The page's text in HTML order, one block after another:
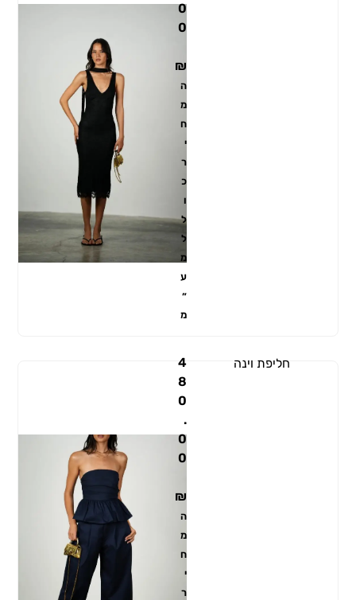
0
0
₪
ה
מ
ח
י
ר
כ
ו
ל
ל
מ
ע
״
מ
4
8
0
.
0
0
₪
ה
מ
ח
י
ר
חליפת וינה